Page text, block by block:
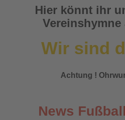
Hier könnt ihr
Vereinshymne
Wir sind
Achtung !
News